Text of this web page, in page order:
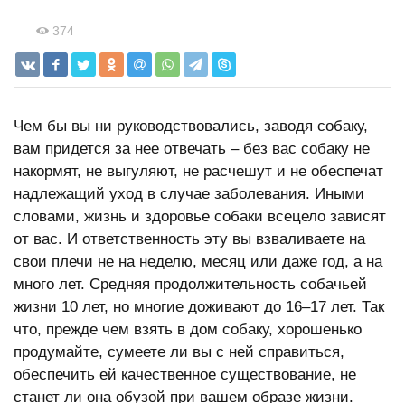
374
Чем бы вы ни руководствовались, заводя собаку,
вам придется за нее отвечать – без вас собаку не
накормят, не выгуляют, не расчешут и не обеспечат
надлежащий уход в случае заболевания. Иными
словами, жизнь и здоровье собаки всецело зависят
от вас. И ответственность эту вы взваливаете на
свои плечи не на неделю, месяц или даже год, а на
много лет. Средняя продолжительность собачьей
жизни 10 лет, но многие доживают до 16–17 лет. Так
что, прежде чем взять в дом собаку, хорошенько
продумайте, сумеете ли вы с ней справиться,
обеспечить ей качественное существование, не
станет ли она обузой при вашем образе жизни.